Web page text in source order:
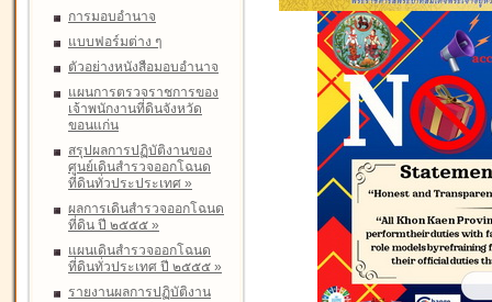
การมอบอำนาจ
แบบฟอร์มต่าง ๆ
ตัวอย่างหนังสือมอบอำนาจ
แผนการตรวจราชการของ
เจ้าพนักงานที่ดินจังหวัด
ขอนแก่น
สรุปผลการปฏิบัติงานของ
ศูนย์เดินสำรวจออกโฉนด
ที่ดินทั่วประประเทศ »
ผลการเดินสำรวจออกโฉนด
ที่ดิน ปี ๒๕๕๕ »
แผนเดินสำรวจออกโฉนด
ที่ดินทั่วประเทศ ปี ๒๕๕๕ »
รายงานผลการปฏิบัติงาน